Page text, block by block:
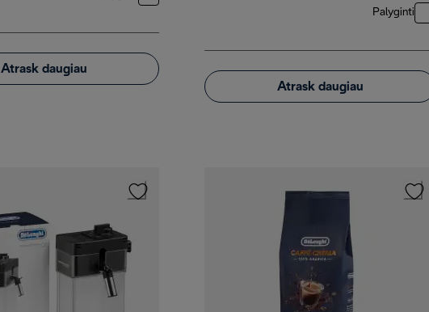
Atrask daugiau
Palyginti
Atrask daugiau